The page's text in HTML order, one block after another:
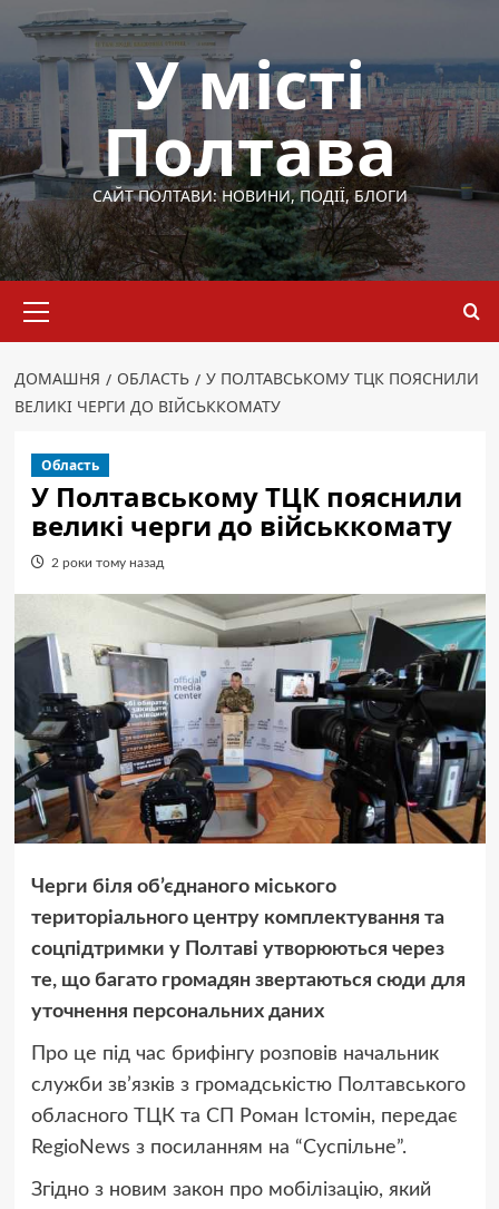
Перейти
вмісту
У місті
Полтава
САЙТ ПОЛТАВИ: НОВИНИ, ПОДІЇ, БЛОГИ
меню
ДОМАШНЯ ОБЛАСТЬ
У ПОЛТАВСЬКОМУ ТЦК ПОЯСНИЛИ
ВЕЛИКІ ЧЕРГИ ДО ВІЙСЬККОМАТУ
Область
У Полтавському ТЦК пояснили
великі черги до військкомату
2 роки тому назад
Черги біля об’єднаного міського
територіального центру комплектування та
соцпідтримки у Полтаві утворюються через
те, що багато громадян звертаються сюди для
уточнення персональних даних
Про це під час брифінгу розповів начальник
служби зв’язків з громадськістю Полтавського
обласного ТЦК та СП Роман Істомін, передає
RegioNews з посиланням на “Суспільне”.
Згідно з новим закон про мобілізацію, який